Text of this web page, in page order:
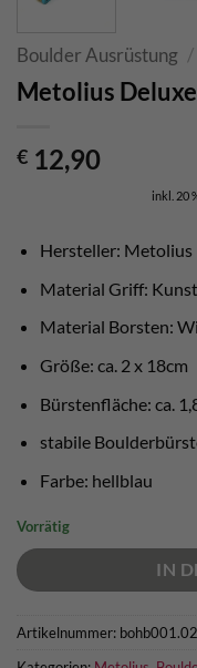
Boulder Ausrüstung /
Metolius
€ 12,90
inkl. 20
Hersteller: Metolius
Material Griff:
Material Borsten:
Größe: ca. 2 x 18cm
Bürstenfläche: ca.
stabile
Farbe: hellblau
Vorrätig
IN
Artikelnummer: bohb001.02